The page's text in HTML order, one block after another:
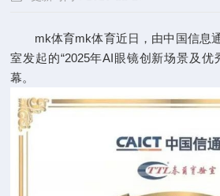
点击次数：
mk体育mk体育近日，由中国信息
室发起的“2025年AI眼镜创新场景及优
幕。